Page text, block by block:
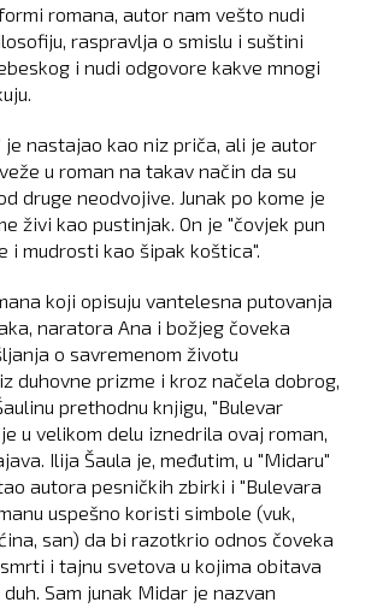
romana, autor nam vešto nudi
raspravlja o smislu i suštini
i nudi odgovore kakve mnogi
je nastajao kao niz priča, ali je autor
u roman na takav način da su
druge neodvojive. Junak po kome je
živi kao pustinjak. On je "čovjek pun
i mudrosti kao šipak koštica".
koji opisuju vantelesna putovanja
naratora Ana i božjeg čoveka
o savremenom životu
duhovne prizme i kroz načela dobrog,
prethodnu knjigu, "Bulevar
u velikom delu iznedrila ovaj roman,
Ilija Šaula je, međutim, u "Midaru"
autora pesničkih zbirki i "Bulevara
uspešno koristi simbole (vuk,
san) da bi razotkrio odnos čoveka
i tajnu svetova u kojima obitava
Sam junak Midar je nazvan